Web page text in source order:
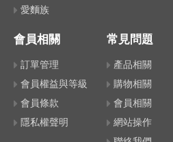
愛麵族
會員相關
訂單管理
會員權益與等級
會員條款
隱私權聲明
常見問題
產品相關
購物相關
會員相關
網站操作